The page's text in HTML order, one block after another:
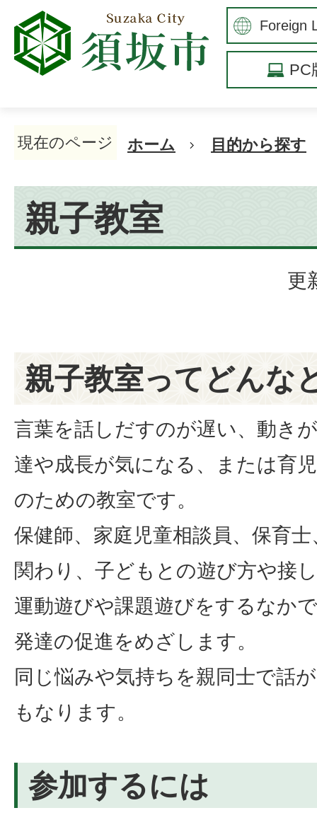
PC
現在のページ ホーム 目的から探す
親子教室
更
親子教室ってどんな
言葉を話しだすのが遅い、動き
達や成長が気になる、または育
のための教室です。
保健師、家庭児童相談員、保育
関わり、子どもとの遊び方や接
運動遊びや課題遊びをするなか
発達の促進をめざします。
同じ悩みや気持ちを親同士で話
もなります。
参加するには